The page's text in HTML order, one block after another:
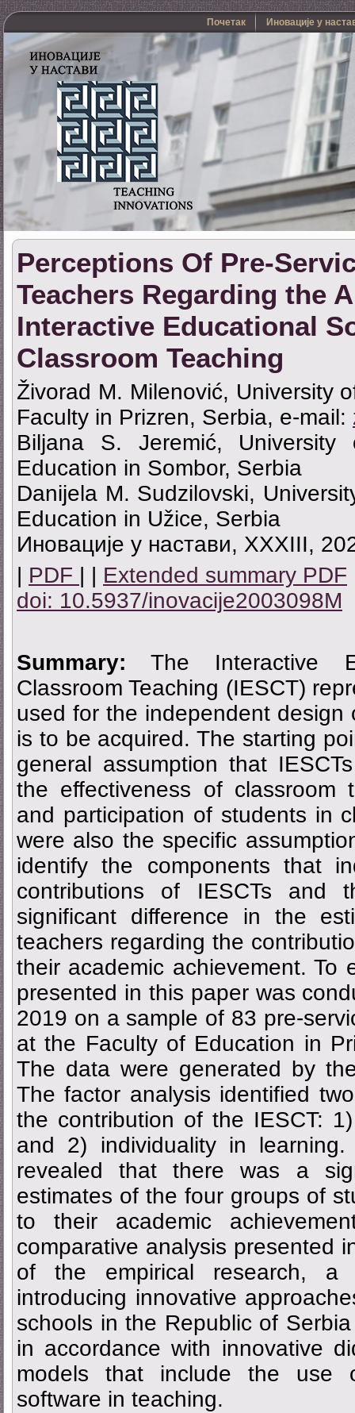
Почетак Иновације у
Perceptions Of Pre-
Teachers Regarding the
Interactive Educational
Classroom Teaching
Živorad M. Milenović, University
Faculty in Prizren, Serbia, e-mail:
Biljana S. Jeremić,
Education in Sombor, Serbia
Danijela M. Sudzilovski,
Education in Užice, Serbia
Иновације у настави, XXXIII,
PDF Extended summary PDF
doi: 10.5937/inovacije2003098M
Summary: The Interactive
Classroom Teaching (IESCT)
used for the independent
is to be acquired. The starting
general assumption that
the effectiveness of classroom
and participation of students in
were also the specific
identify the components that
contributions of IESCTs and
significant difference in the
teachers regarding the
their academic achievement. To
presented in this paper was
2019 on a sample of 83 pre-
at the Faculty of Education in
The data were generated by
The factor analysis identified
the contribution of the IESCT:
and 2) individuality in
revealed that there was a
estimates of the four groups of
to their academic
comparative analysis presented
of the empirical research, a
introducing innovative
schools in the Republic of
in accordance with innovative
models that include the use
software in teaching.